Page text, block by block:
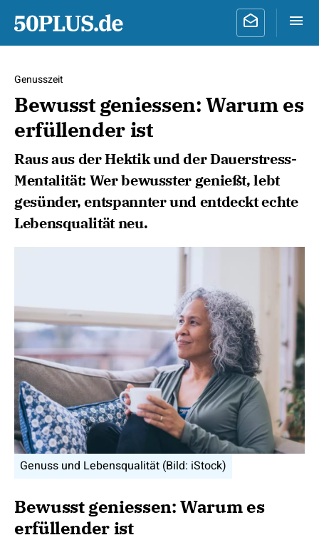
Genusszeit
Bewusst geniessen: Warum es
erfüllender ist
Raus aus der Hektik und der Dauerstress-
Mentalität: Wer bewusster genießt, lebt
gesünder, entspannter und entdeckt echte
Lebensqualität neu.
Genuss und Lebensqualität (Bild: iStock)
Bewusst geniessen: Warum es
erfüllender ist